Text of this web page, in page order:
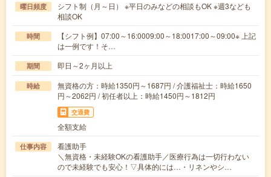
曜日頻度
シフト制（月～日） ※平日のみなどの相談もOK ※週3なども
相談OK
時間
【シフト例】07:00～16:0009:00～18:0017:00～09:00※ 上記
は一例です！そ…
期間 即日～2ヶ月以上
時給
無資格の方：時給1350円～1687円 / 介護福祉士：時給1650
円～2062円 / 初任者以上：時給1450円～1812円
交通費
全額支給
仕事内容
看護助手
＼無資格・未経験OKの看護助手／医療行為は一切行わない
ので未経験でも安心！▽具体的には…・リネンやシ…